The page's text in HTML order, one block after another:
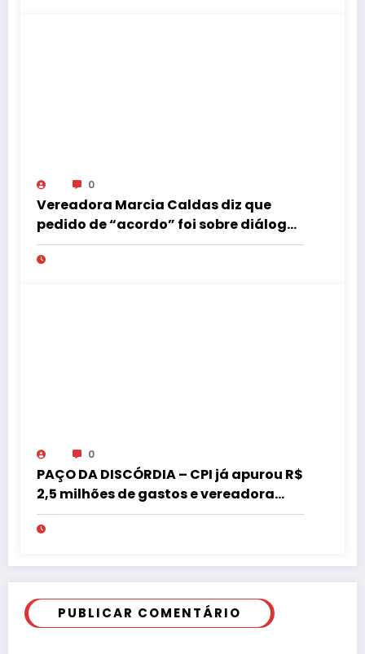
0
Vereadora Marcia Caldas diz que
pedido de “acordo” foi sobre diálogo
institucional
0
PAÇO DA DISCÓRDIA – CPI já apurou R$
2,5 milhões de gastos e vereadora
pede “acordo” para aprovar R$ 9,5
milhões
PUBLICAR COMENTÁRIO